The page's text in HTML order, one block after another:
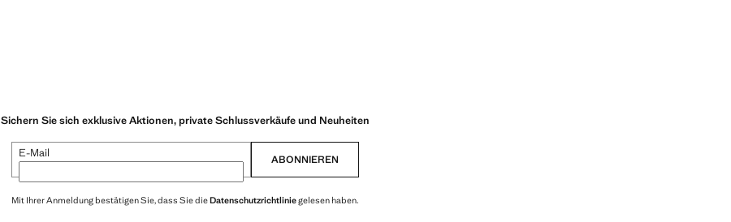
Sichern Sie sich exklusive Aktionen, private Schlussverkäufe und Neuheiten
E-Mail ABONNIEREN
Mit Ihrer Anmeldung bestätigen Sie, dass Sie dieDatenschutzrichtliniegelesen haben.